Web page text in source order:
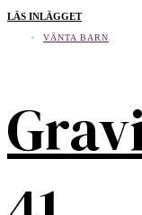
LÄS INLÄGGET
VÄNTA BARN